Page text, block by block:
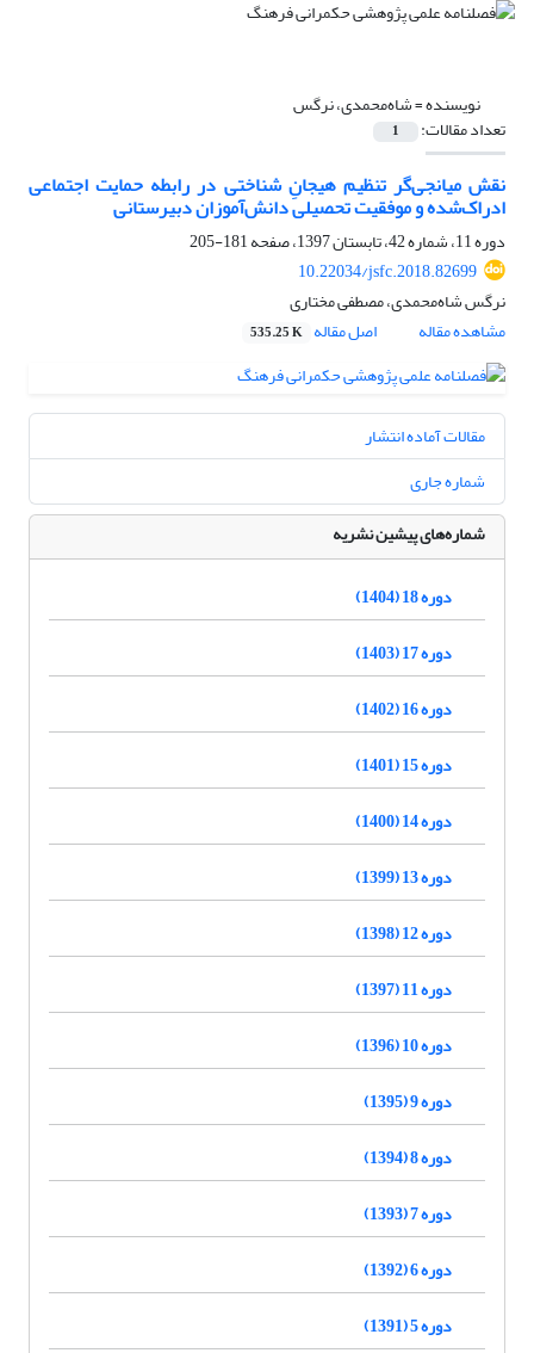
نویسنده =شاه‌محمدی، نرگس
تعداد مقالات: 1
نقش میانجی‌گر تنظیم هیجانِ ‌شناختی در رابطه حمایت اجتماعی
ادراک‌شده و موفقیت تحصیلی دانش‌آموزان دبیرستانی
دوره 11، شماره 42، تابستان 1397، صفحه
181-205
10.22034/jsfc.2018.82699
نرگس شاه‌محمدی، مصطفی مختاری
مشاهده مقاله
اصل مقاله 535.25 K
مقالات آماده انتشار
شماره جاری
شماره‌های پیشین نشریه
دوره 18 (1404)
دوره 17 (1403)
دوره 16 (1402)
دوره 15 (1401)
دوره 14 (1400)
دوره 13 (1399)
دوره 12 (1398)
دوره 11 (1397)
دوره 10 (1396)
دوره 9 (1395)
دوره 8 (1394)
دوره 7 (1393)
دوره 6 (1392)
دوره 5 (1391)